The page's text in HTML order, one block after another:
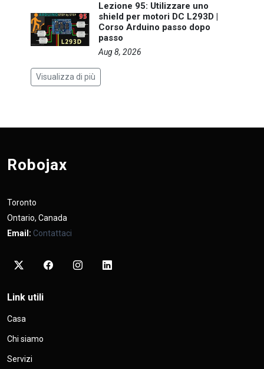
Lezione 95: Utilizzare uno
shield per motori DC L293D |
Corso Arduino passo dopo
passo
Aug 8, 2026
Visualizza di più
Robojax
Toronto
Ontario, Canada
Email: Contattaci
Link utili
Casa
Chi siamo
Servizi